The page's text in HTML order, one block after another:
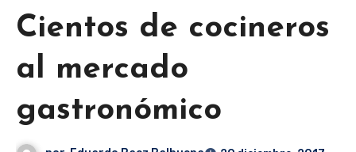
Cientos de cocineros
al mercado
gastronómico